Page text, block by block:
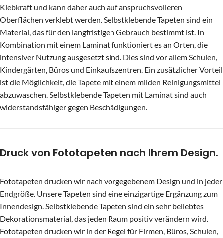
Klebkraft und kann daher auch auf anspruchsvolleren
Oberflächen verklebt werden. Selbstklebende Tapeten sind ein
Material, das für den langfristigen Gebrauch bestimmt ist. In
Kombination mit einem Laminat funktioniert es an Orten, die
intensiver Nutzung ausgesetzt sind. Dies sind vor allem Schulen,
Kindergärten, Büros und Einkaufszentren. Ein zusätzlicher Vorteil
ist die Möglichkeit, die Tapete mit einem milden Reinigungsmittel
abzuwaschen. Selbstklebende Tapeten mit Laminat sind auch
widerstandsfähiger gegen Beschädigungen.
Druck von Fototapeten nach Ihrem Design.
Fototapeten drucken wir nach vorgegebenem Design und in jeder
Endgröße. Unsere Tapeten sind eine einzigartige Ergänzung zum
Innendesign. Selbstklebende Tapeten sind ein sehr beliebtes
Dekorationsmaterial, das jeden Raum positiv verändern wird.
Fototapeten drucken wir in der Regel für Firmen, Büros, Schulen,